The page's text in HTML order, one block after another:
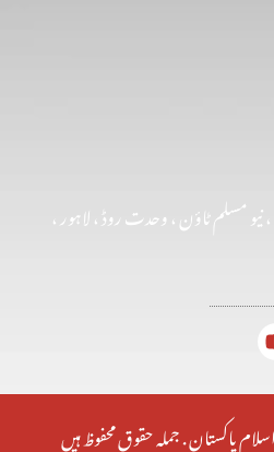
احرار مرکزی سیکرٹریٹ . 69 -C ، نیو مسلم ٹاؤن ، وحدت روڈ ، لاہور ،
پاکستان . جملہ حقوق محفوظ ہیں